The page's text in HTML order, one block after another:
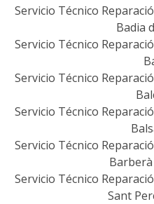
Servicio Técnico
Badia
Servicio Técnico
Servicio Técnico
Servicio Técnico
Servicio Técnico
Servicio Técnico
Sant